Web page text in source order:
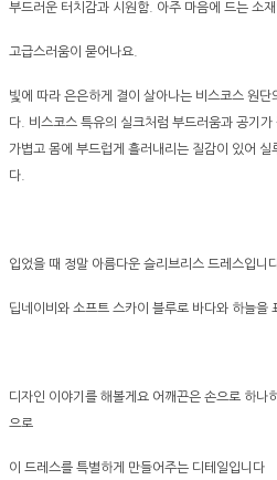
부드러운 터치감과 시원함. 아주 마음에 드는 소재
고급스러움이 묻어나요.
빛에 따라 은은하게 결이 살아나는 비스코스 원단
다. 비스코스 특유의 실크처럼 부드러움과 공기
가볍고 몸에 부드럽게 흘러내리는 질감이 있어 실
다.
입었을 때 정말 아름다운 슬리브리스 드레스입니
딥네이비와 소프트 스카이 블루로 바다와 하늘을
디자인 이야기를 해볼게요 어깨끈은 손으로 하나
으로
이 드레스를 특별하게 만들어주는 디테일입니다